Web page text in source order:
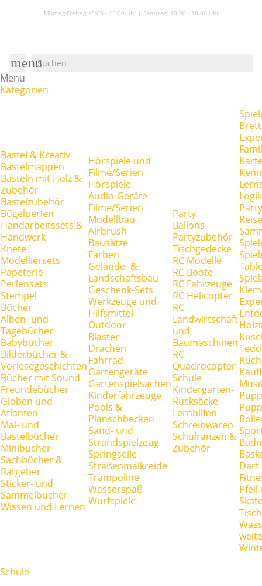
Montag-Freitag 10:00 - 19:00 Uhr | Samstag: 10:00 - 18:00 Uhr
menu
Menu
Kategorien
Bastel & Kreativ
Bastelmappen
Basteln mit Holz &
Zubehör
Bastelzubehör
Bügelperlen
Handarbeitssets &
Handwerk
Knete
Modelliersets
Papeterie
Perlensets
Stempel
Bücher
Alben- und
Tagebücher
Babybücher
Bilderbücher &
Vorlesegeschichten
Bücher mit Sound
Freundebücher
Globen und
Atlanten
Mal- und
Bastelbücher
Minibücher
Sachbücher &
Ratgeber
Sticker- und
Sammelbücher
Wissen und Lernen
Hörspiele und
Filme/Serien
Hörspiele
Audio-Geräte
Filme/Serien
Modellbau
Airbrush
Bausätze
Farben
Gelände- &
Landschaftsbau
Geschenk-Sets
Werkzeuge und
Hilfsmittel
Outdoor
Blaster
Drachen
Fahrrad
Gartengeräte
Gartenspielsachen
Kinderfahrzeuge
Pools &
Planschbecken
Sand- und
Strandspielzeug
Springseile
Straßenmalkreide
Trampoline
Wasserspaß
Wurfspiele
Party
Ballons
Partyzubehör
Tischgedecke
RC Modelle
RC Boote
RC Fahrzeuge
RC Helicopter
RC
Landwirtschaft
und
Baumaschinen
RC
Quadrocopter
Schule
Kindergarten-
Rucksäcke
Lernhilfen
Schreibwaren
Schulranzen &
Zubehör
Dart
Pfeil
Schule